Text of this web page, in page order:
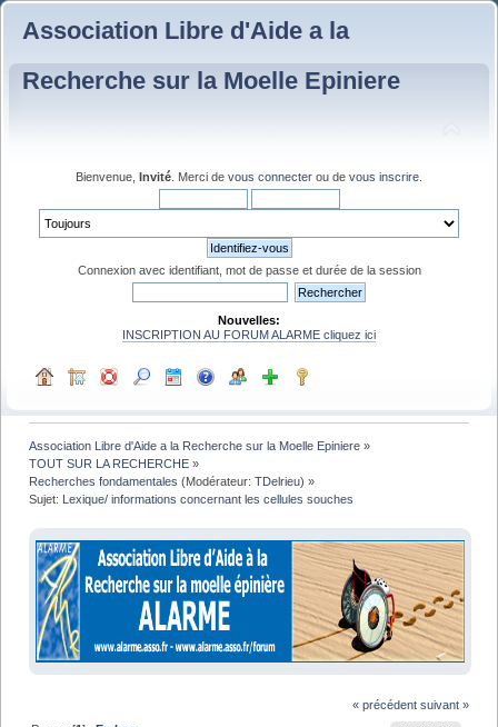
Association Libre d'Aide a la
Recherche sur la Moelle Epiniere
Bienvenue, Invité . Merci de vous connecter ou de vous inscrire
Connexion avec identifiant, mot de passe et durée de la session
Nouvelles:
INSCRIPTION AU FORUM ALARME cliquez ici
Association Libre d'Aide a la Recherche sur la Moelle Epiniere »
TOUT SUR LA RECHERCHE »
Recherches fondamentales (Modérateur:TDelrieu) »
Sujet: Lexique/ informations concernant les cellules souches
« précédent suivant »